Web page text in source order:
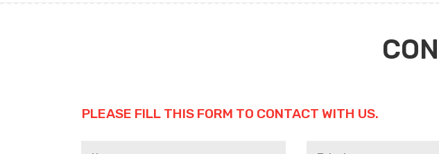
PLEASE FILL THIS FORM TO CONTACT WITH US.